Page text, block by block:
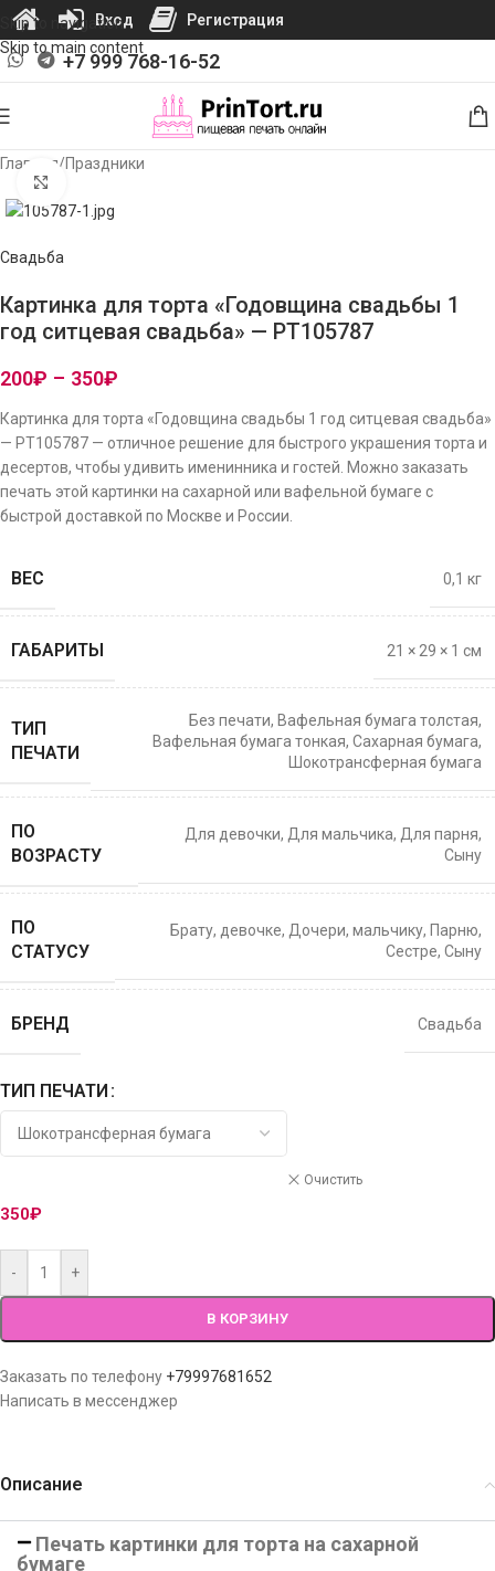
Skip to navigation
Skip to main content
+7 999 768-16-52
Главная/Праздники
Свадьба
Картинка для торта «Годовщина свадьбы 1
год ситцевая свадьба» — PT105787
200₽ – 350₽
Картинка для торта «Годовщина свадьбы 1 год ситцевая свадьба»
— PT105787 — отличное решение для быстрого украшения торта и
десертов, чтобы удивить именинника и гостей. Можно заказать
печать этой картинки на сахарной или вафельной бумаге с
быстрой доставкой по Москве и России.
ВЕС 0,1 кг
ГАБАРИТЫ 21 × 29 × 1 см
ТИП
ПЕЧАТИ
Без печати, Вафельная бумага толстая,
Вафельная бумага тонкая, Сахарная бумага,
Шокотрансферная бумага
ПО
ВОЗРАСТУ
Для девочки, Для мальчика, Для парня,
Сыну
ПО
СТАТУСУ
Брату, девочке, Дочери, мальчику, Парню,
Сестре, Сыну
БРЕНД Свадьба
ТИП ПЕЧАТИ
Очистить
350₽
- +
В КОРЗИНУ
Заказать по телефону +79997681652
Написать в мессенджер
Описание
Печать картинки для торта на сахарной
бумаге
Вход Регистрация